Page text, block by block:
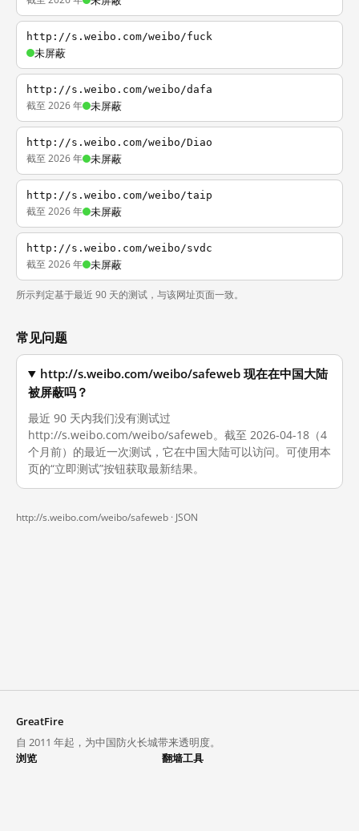
http://s.weibo.com/weibo/fuck
未屏蔽
http://s.weibo.com/weibo/dafa
截至 2026 年 未屏蔽
http://s.weibo.com/weibo/Diao
截至 2026 年 未屏蔽
http://s.weibo.com/weibo/taip
截至 2026 年 未屏蔽
http://s.weibo.com/weibo/svdc
截至 2026 年 未屏蔽
所示判定基于最近 90 天的测试，与该网址页面一致。
常见问题
http://s.weibo.com/weibo/safeweb 现在在中国大陆
被屏蔽吗？
最近 90 天内我们没有测试过
http://s.weibo.com/weibo/safeweb。截至 2026-04-18（4
个月前）的最近一次测试，它在中国大陆可以访问。可使用本
页的“立即测试”按钮获取最新结果。
http://s.weibo.com/weibo/safeweb · JSON
GreatFire
自 2011 年起，为中国防火长城带来透明度。
浏览
翻墙工具